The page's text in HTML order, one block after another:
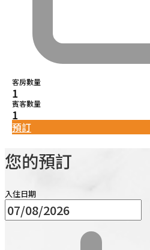
客房數量
1
賓客數量
1
預訂
您的預訂
入住日期